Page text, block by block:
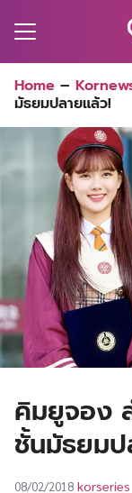
for:
Home –
มัธยมปลายแล้ว!
คิมยูจอง
ชั้นมัธยมป
08/02/2018 korseries